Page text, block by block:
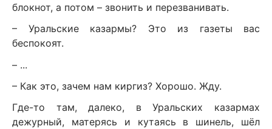
блокнот, а потом – звонить и перезванивать.
– Уральские казармы? Это из газеты вас
беспокоят.
– ...
– Как это, зачем нам киргиз? Хорошо. Жду.
Где-то там, далеко, в Уральских казармах
дежурный, матерясь и кутаясь в шинель, шёл